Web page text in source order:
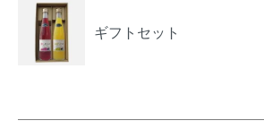
ギフトセット